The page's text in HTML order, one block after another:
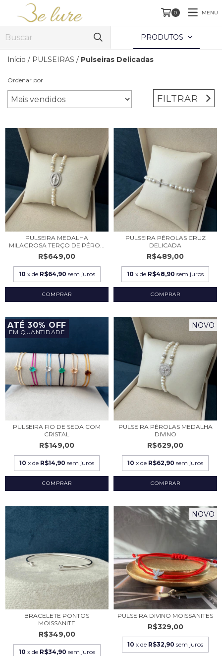
0 MENU
PRODUTOS
Início / PULSEIRAS / Pulseiras Delicadas
Ordenar por
FILTRAR
PULSEIRA MEDALHA
MILAGROSA TERÇO DE PÉRO...
R$649,00
10 x de R$64,90 sem juros
PULSEIRA PÉROLAS CRUZ
DELICADA
R$489,00
10 x de R$48,90 sem juros
ATÉ 30% OFF
EM QUANTIDADE
PULSEIRA FIO DE SEDA COM
CRISTAL
R$149,00
10 x de R$14,90 sem juros
COMPRAR
NOVO
PULSEIRA PÉROLAS MEDALHA
DIVINO
R$629,00
10 x de R$62,90 sem juros
BRACELETE PONTOS
MOISSANITE
R$349,00
10 x de R$34,90 sem juros
NOVO
PULSEIRA DIVINO MOISSANITES
R$329,00
10 x de R$32,90 sem juros